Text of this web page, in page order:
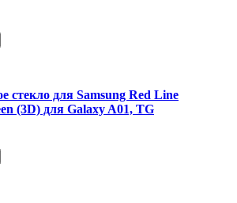
стекло для Samsung Red Line
(3D) для Galaxy A01, TG